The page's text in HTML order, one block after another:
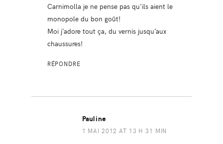
Carnimolla je ne pense pas qu’ils aient le
monopole du bon goût!
Moi j’adore tout ça, du vernis jusqu’aux
chaussures!
RÉPONDRE
Pauline
1 MAI 2012 AT 13 H 31 MIN